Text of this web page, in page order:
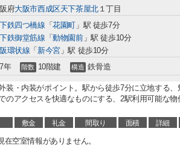
府大阪市西成区天下茶屋北１丁目
鉄四つ橋線 「花園町 」駅 徒歩7分
鉄御堂筋線 「動物園前」駅 徒歩10分
環状線 「 新今宮」駅 徒歩10分
年 階数 10階建 構造 鉄骨造
装・内装がポイント。駅から徒歩7分に立地する
のアクセスを快適なものにする、2駅利用可能な物
敷金 礼金 間取り 面積 詳細
在空室情報がありません。